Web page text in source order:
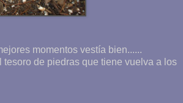
momentos vestía bien......
tesoro de piedras que tiene vuelva a los